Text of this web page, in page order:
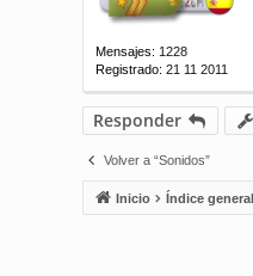
Mensajes: 1228
Registrado: 21 11 2011
Responder
Volver a “Sonidos”
Inicio Índice general